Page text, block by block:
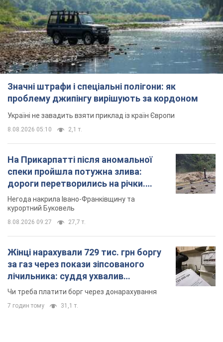
Значні штрафи і спеціальні полігони: як
проблему джипінгу вирішують за кордоном
Україні не завадить взяти приклад із країн Європи
8.08.2026 05:10 2,1 т.
На Прикарпатті після аномальної
спеки пройшла потужна злива:
дороги перетворились на річки.
Відео
Негода накрила Івано-Франківщину та
курортний Буковель
8.08.2026 09:27 27,7 т.
Жінці нарахували 729 тис. грн боргу
за газ через покази зіпсованого
лічильника: суддя ухвалив
неочікуване рішення
Чи треба платити борг через донарахування
7 годин тому 31,1 т.